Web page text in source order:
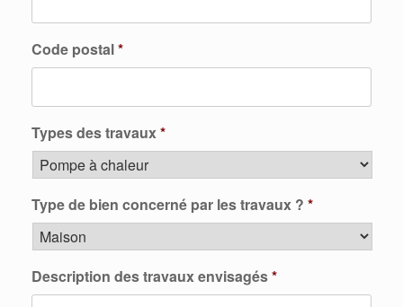
Code postal*
Types des travaux*
Type de bien concerné par les travaux ? *
Description des travaux envisagés*